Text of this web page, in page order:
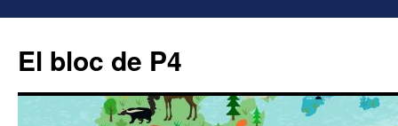
El bloc de P4